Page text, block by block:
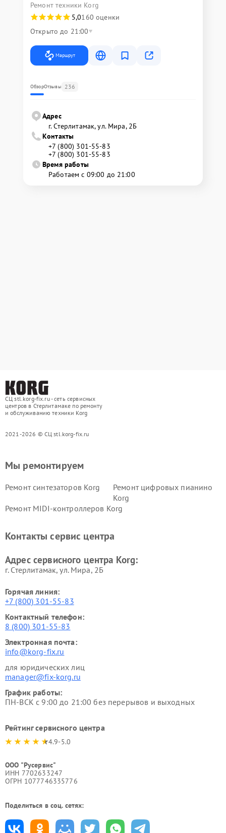
Ремонт техники Korg
5,0160 оценки
Открыто до 21:00
Маршрут
ОбзорОтзывы 236
Адрес
г. Стерлитамак, ул. Мира, 2Б
Контакты
+7 (800) 301-55-83
+7 (800) 301-55-83
Время работы
Работаем с 09:00 до 21:00
СЦ stl.korg-fix.ru - сеть сервисных
центров в Стерлитамаке по ремонту
и обслуживанию техники Korg
2021-2026 © СЦ stl.korg-fix.ru
Мы ремонтируем
Ремонт синтезаторов Korg
Ремонт цифровых пианино
Korg
Ремонт MIDI-контроллеров Korg
Контакты сервис центра
Адрес сервисного центра Korg:
г. Стерлитамак, ул. Мира, 2Б
Горячая линия:
+7 (800) 301-55-83
Контактный телефон:
8 (800) 301-55-83
Электронная почта:
info@korg-fix.ru
для юридических лиц
manager@fix-korg.ru
График работы:
ПН-ВСК с 9:00 до 21:00 без перерывов и выходных
Рейтинг сервисного центра
4.9-5.0
ООО "Русервис"
ИНН 7702633247
ОГРН 1077746335776
Поделиться в соц. сетях: